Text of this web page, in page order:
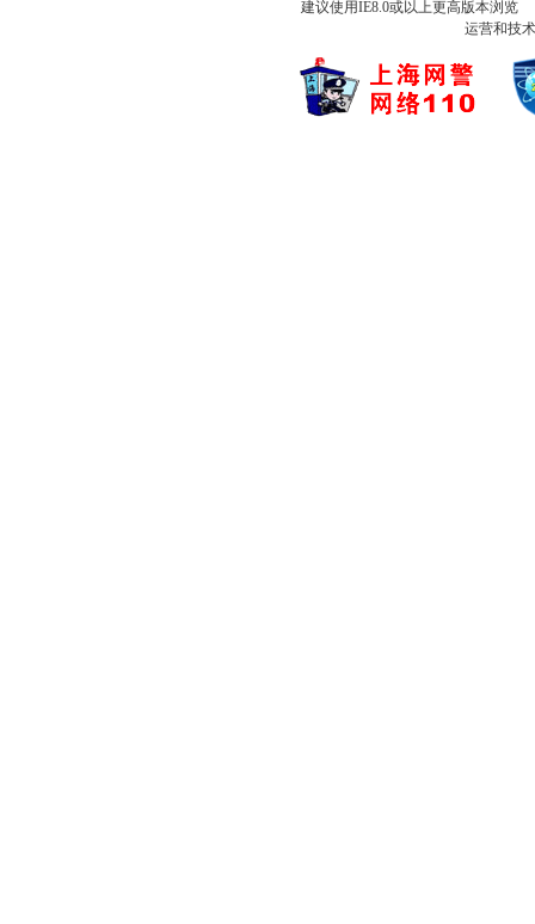
建议使用IE8.0或以上更高版本浏览
运营和技